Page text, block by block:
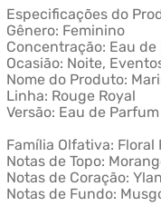
Especificações do
Gênero: Feminino
Concentração: Eau de
Ocasião: Noite,
Nome do Produto:
Linha: Rouge Royal
Versão: Eau de Parfum
Família Olfativa: Floral
Notas de Topo:
Notas de Coração:
Notas de Fundo: